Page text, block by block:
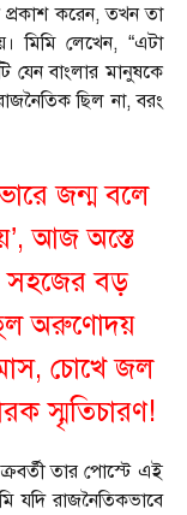
প্রকাশ করেন, তখন তা
মিমি লেখেন, “এটা
যেন বাংলার মানুষকে
ছিল না, বরং
জন্ম বলে
আজ অস্তে
সহজের বড়
অরুণোদয়
চোখে জল
স্মৃতিচারণ!
তার পোস্টে এই
যদি রাজনৈতিকভাবে